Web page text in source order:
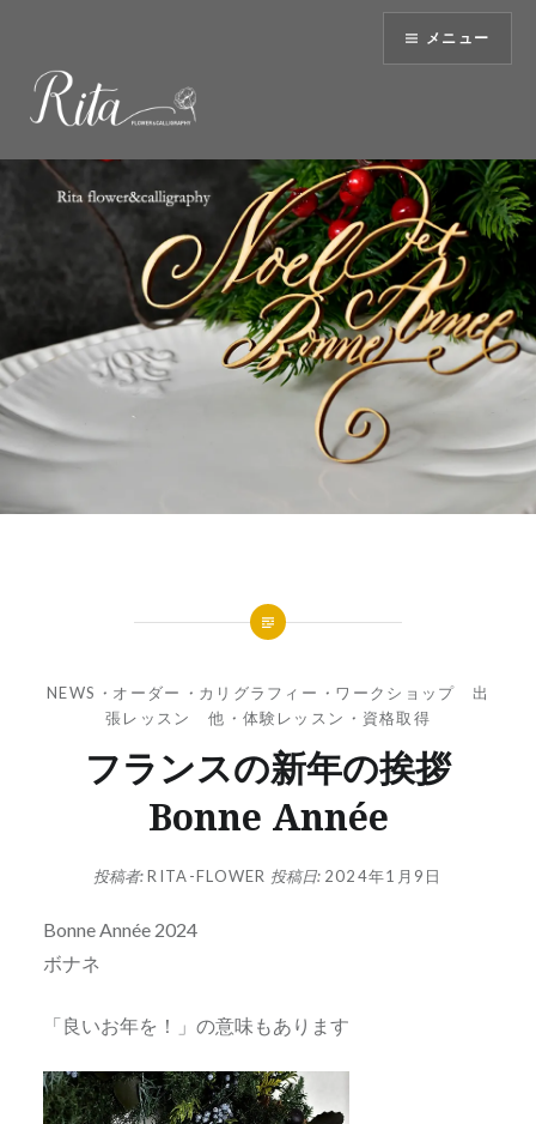
へ
メニュー
NEWS ・ オーダー ・ カリグラフィー ・ ワークショップ 出
張レッスン 他 ・ 体験レッスン ・ 資格取得
フランスの新年の挨拶
Bonne Année
投稿者:RITA-FLOWER 投稿日: 2024年1月9日
Bonne Année 2024
ボナネ
「良いお年を！」の意味もあります